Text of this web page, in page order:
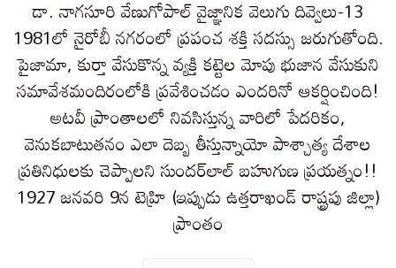
డా. నాగసూరి వేణుగోపాల్ వైజ్ఞానిక వెలుగు దివ్వెలు-13
1981లో నైరోబీ నగరంలో ప్రపంచ శక్తి సదస్సు జరుగుతోంది.
పైజామా, కుర్తా వేసుకొన్న వ్యక్తి కట్టెల మోపు భుజాన వేసుకుని
సమావేశమందిరంలోకి ప్రవేశించడం ఎందరినో ఆకర్షించింది!
అటవీ ప్రాంతాలలో నివసిస్తున్న వారిలో పేదరికం,
వెనుకబాటుతనం ఎలా దెబ్బ తీస్తున్నాయో పాశ్చాత్య దేశాల
ప్రతినిధులకు చెప్పాలని సుందర్​లాల్ బహుగుణ ప్రయత్నం!!
1927 జనవరి 9న టెహ్రి (ఇప్పుడు ఉత్తరాఖండ్ రాష్ట్రపు జిల్లా)
ప్రాంతం